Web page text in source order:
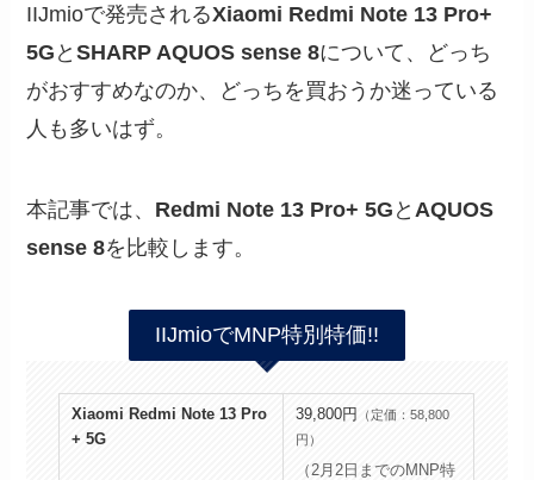
IIJmioで発売されるXiaomi Redmi Note 13 Pro+
5G とSHARP AQUOS sense 8について、どっち
がおすすめなのか、どっちを買おうか迷っている
人も多いはず。
本記事では、 Redmi Note 13 Pro+ 5G とAQUOS
sense 8を比較します。
IIJmioでMNP特別特価!!
Xiaomi Redmi Note 13 Pro
+ 5G
39,800円
（定価：58,800
円）
（2月2日までのMNP特